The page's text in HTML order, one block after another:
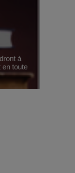
à
en toute